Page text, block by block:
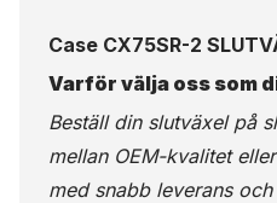
Case CX75SR-2
Varför välja oss som
Beställ din slutväxel på
mellan OEM-kvalitet
med snabb leverans